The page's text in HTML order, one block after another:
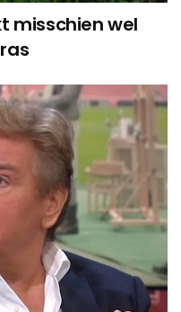
misschien wel